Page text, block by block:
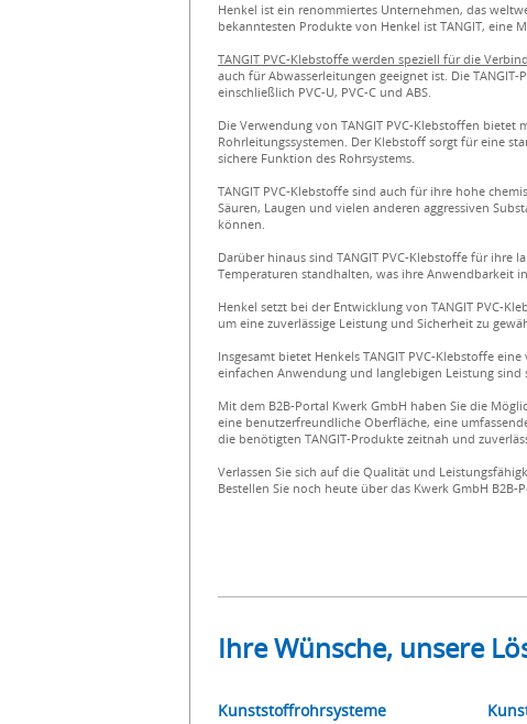
Henkel ist ein renommiertes Unternehmen, das
bekanntesten Produkte von Henkel ist TANGIT, eine
TANGIT PVC-Klebstoffe werden speziell für die
auch für Abwasserleitungen geeignet ist. Die
einschließlich PVC-U, PVC-C und ABS.
Die Verwendung von TANGIT PVC-Klebstoffen
Rohrleitungssystemen. Der Klebstoff sorgt für eine
sichere Funktion des Rohrsystems.
TANGIT PVC-Klebstoffe sind auch für ihre hohe
Säuren, Laugen und vielen anderen aggressiven
können.
Darüber hinaus sind TANGIT PVC-Klebstoffe für ihre
Temperaturen standhalten, was ihre Anwendbarkeit
Henkel setzt bei der Entwicklung von TANGIT PVC-
um eine zuverlässige Leistung und Sicherheit zu
Insgesamt bietet Henkels TANGIT PVC-Klebstoffe
einfachen Anwendung und langlebigen Leistung
Mit dem B2B-Portal Kwerk GmbH haben Sie die
eine benutzerfreundliche Oberfläche, eine
die benötigten TANGIT-Produkte zeitnah und
Verlassen Sie sich auf die Qualität und
Bestellen Sie noch heute über das Kwerk GmbH
Ihre Wünsche, unsere
Kunststoffrohrsysteme